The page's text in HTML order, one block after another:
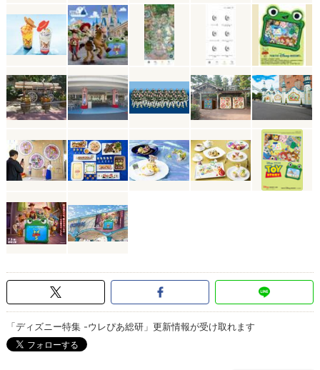
「ディズニー特集 -ウレぴあ総研」更新情報が受け取れます